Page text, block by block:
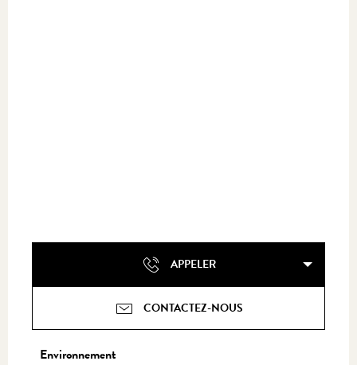
APPELER
CONTACTEZ-NOUS
Environnement
Environnement